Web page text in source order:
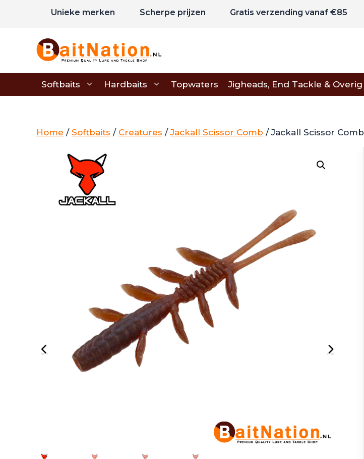
Unieke merken Scherpe prijzen Gratis verzending vanaf €85
Softbaits Hardbaits Topwaters Jigheads, End Tackle & Overig
Home / Softbaits / Creatures /Jackall Scissor Comb / Jackall Scissor Comb